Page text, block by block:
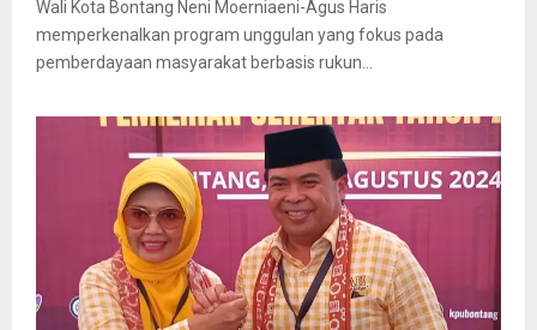
Wali Kota Bontang Neni Moerniaeni-Agus Haris
memperkenalkan program unggulan yang fokus pada
pemberdayaan masyarakat berbasis rukun...